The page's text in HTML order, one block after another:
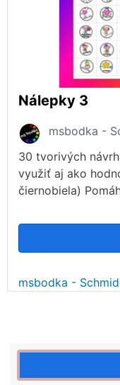
Nálepky 3
msbodka -
30 tvorivých
využiť aj ako
čiernobiela)
msbodka -